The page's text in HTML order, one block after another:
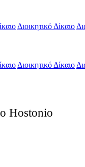
Διοικητικό Δίκαιο
Διοικητικό Δίκαιο
Hostonio